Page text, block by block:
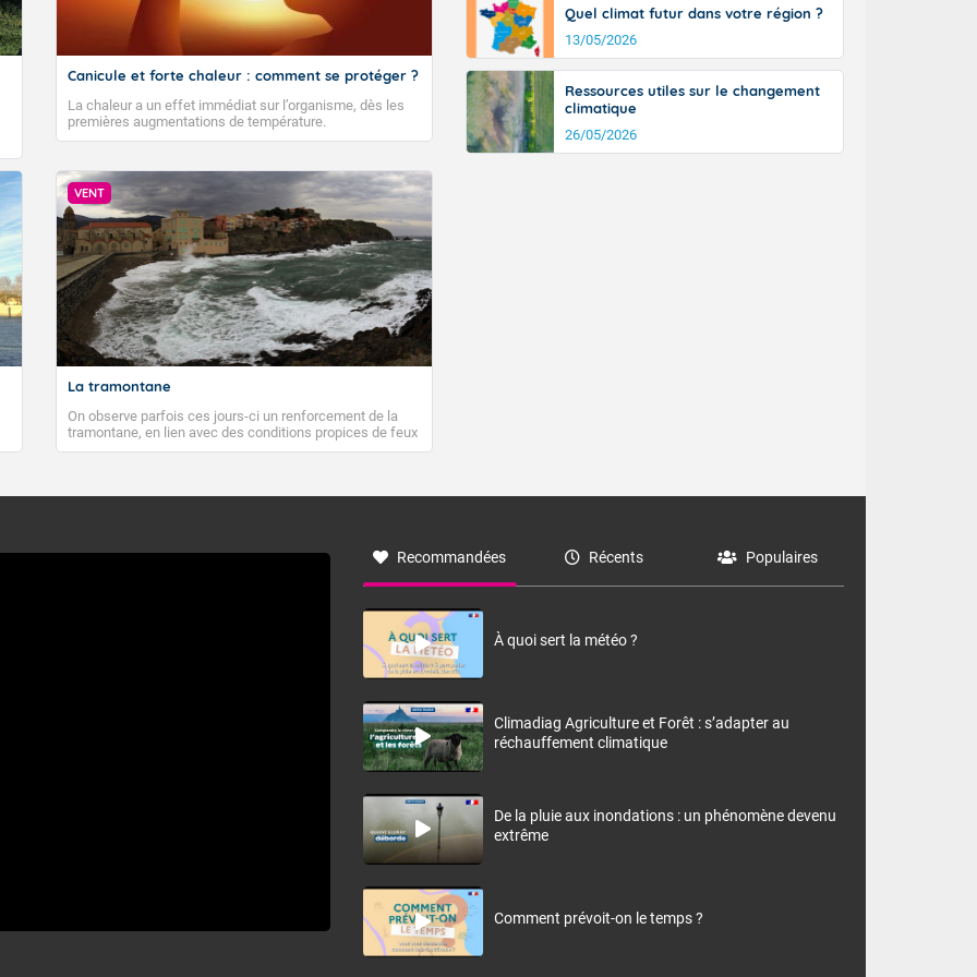
Canicule et forte chaleur : comment se protéger ?
La chaleur a un effet immédiat sur l’organisme, dès les
premières augmentations de température.
VENT
La tramontane
On observe parfois ces jours-ci un renforcement de la
tramontane, en lien avec des conditions propices de feux
de forêt. Mais qu'est-ce que la tramontane ? Quelles sont
à nord-ouest, dans un secteur qui part du Roussillon à la
monts, en allusion aux régions montagneuses d’où
Quel climat futur dans votre région ?
13/05/2026
Ressources utiles sur le changement
climatique
26/05/2026
Recommandées Récents Populaires
À quoi sert la météo ?
Climadiag Agriculture et Forêt : s’adapter au
réchauffement climatique
De la pluie aux inondations : un phénomène devenu
extrême
Comment prévoit-on le temps ?